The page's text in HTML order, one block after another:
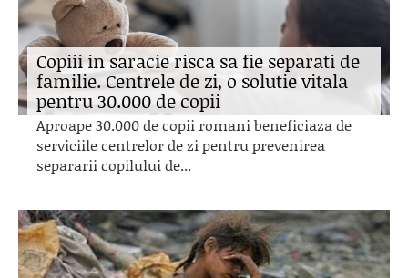
Copiii in saracie risca sa fie separati de
familie. Centrele de zi, o solutie vitala
pentru 30.000 de copii
Aproape 30.000 de copii romani beneficiaza de
serviciile centrelor de zi pentru prevenirea
separarii copilului de...